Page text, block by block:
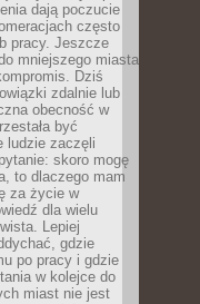
dają poczucie
często
pracy. Jeszcze
mniejszego miasta
Dziś
zdalnie lub
obecność w
być
ludzie zaczęli
skoro mogę
to dlaczego mam
za życie w
dla wielu
Lepiej
gdzie
po pracy i gdzie
w kolejce do
miast nie jest